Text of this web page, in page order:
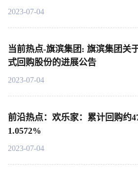
2023-07-04
当前热点-旗滨集团: 旗滨集团关
式回购股份的进展公告
2023-07-04
前沿热点：欢乐家：累计回购约
1.0572%
2023-07-04